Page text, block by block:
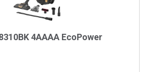
4AAAA EcoPower